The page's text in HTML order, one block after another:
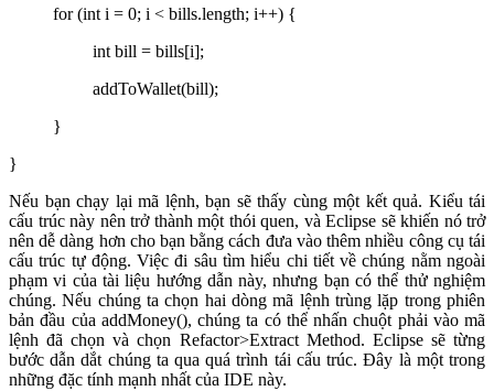
for (int i = 0; i < bills.length; i++) {
int bill = bills[i];
addToWallet(bill);
}
}
Nếu bạn chạy lại mã lệnh, bạn sẽ thấy cùng một kết quả. Kiểu tái
cấu trúc này nên trở thành một thói quen, và Eclipse sẽ khiến nó trở
nên dễ dàng hơn cho bạn bằng cách đưa vào thêm nhiều công cụ tái
cấu trúc tự động. Việc đi sâu tìm hiểu chi tiết về chúng nằm ngoài
phạm vi của tài liệu hướng dẫn này, nhưng bạn có thể thử nghiệm
chúng. Nếu chúng ta chọn hai dòng mã lệnh trùng lặp trong phiên
bản đầu của addMoney(), chúng ta có thể nhấn chuột phải vào mã
lệnh đã chọn và chọn Refactor>Extract Method. Eclipse sẽ từng
bước dẫn dắt chúng ta qua quá trình tái cấu trúc. Đây là một trong
những đặc tính mạnh nhất của IDE này.